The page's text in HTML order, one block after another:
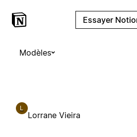
Essayer
Modèles
L
Lorrane Vieira